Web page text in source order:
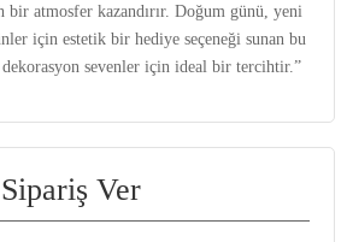
bir atmosfer kazandırır. Doğum günü, yeni
için estetik bir hediye seçeneği sunan bu
dekorasyon sevenler için ideal bir tercihtir.”
Sipariş Ver